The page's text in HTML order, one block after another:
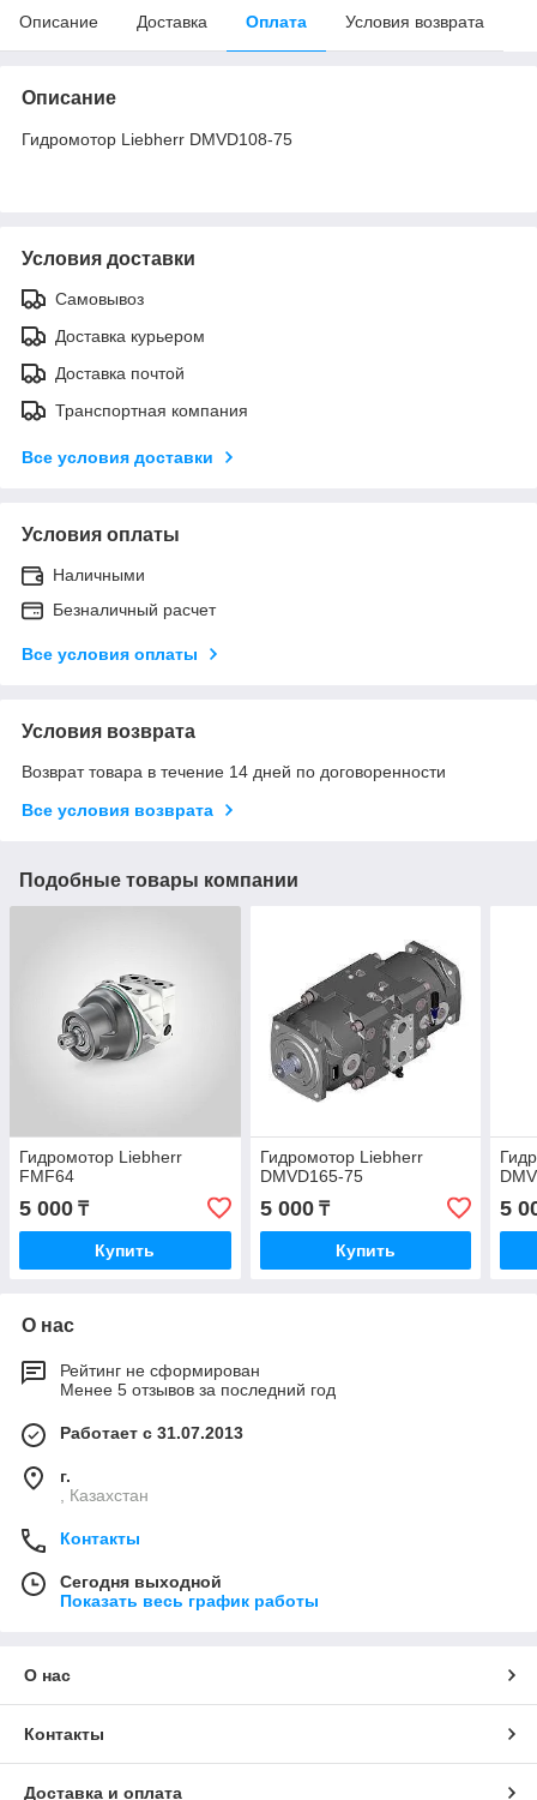
Описание Доставка Оплата Условия возврата
Описание
Гидромотор Liebherr DMVD108-75
Условия доставки
Самовывоз
Доставка курьером
Доставка почтой
Транспортная компания
Все условия доставки
Условия оплаты
Наличными
Безналичный расчет
Все условия оплаты
Условия возврата
Возврат товара в течение 14 дней по договоренности
Все условия возврата
Подобные товары компании
Гидромотор Liebherr
FMF64
5 000 ₸
Купить
Гидромотор Liebherr
DMVD165-75
5 000₸
Купить
5
О нас
Рейтинг не сформирован
Менее 5 отзывов за последний год
Работает с 31.07.2013
г.
, Казахстан
Контакты
Сегодня выходной
Показать весь график работы
О нас
Контакты
Доставка и оплата